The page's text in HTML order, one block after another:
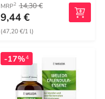
MRP2 14,30 €
9,44 €
(47,20 €/1 l)
-17%4